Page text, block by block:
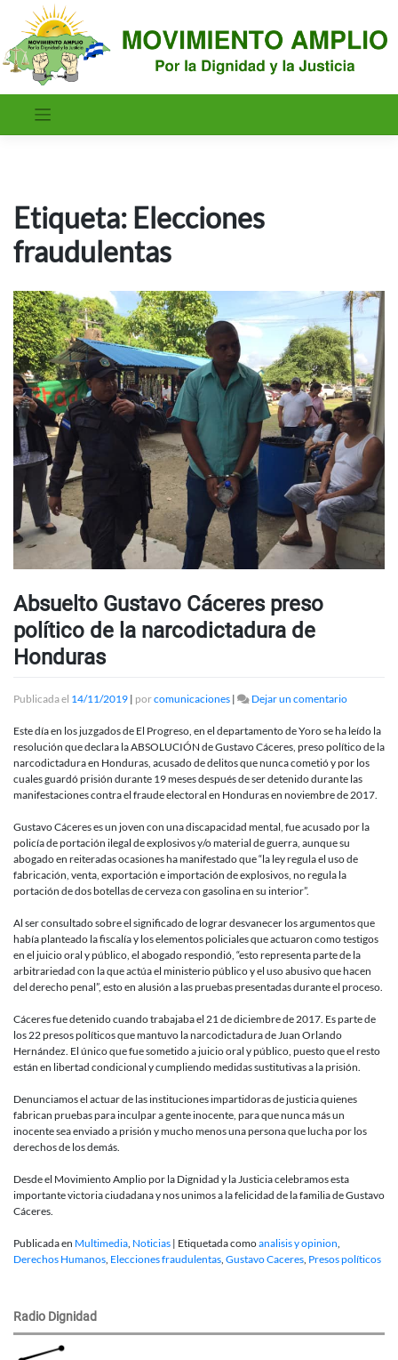
contenido
Etiqueta: Elecciones
fraudulentas
Absuelto Gustavo Cáceres preso
político de la narcodictadura de
Honduras
Publicada el 14/11/2019 | porcomunicaciones | Dejar un comentarioen
Gustavo
Cáceres
preso
político
de
de
Honduras
Este día en los juzgados de El Progreso, en el departamento de Yoro se ha leído la
resolución que declara la ABSOLUCIÓN de Gustavo Cáceres, preso político de la
narcodictadura en Honduras, acusado de delitos que nunca cometió y por los
cuales guardó prisión durante 19 meses después de ser detenido durante las
manifestaciones contra el fraude electoral en Honduras en noviembre de 2017.
Gustavo Cáceres es un joven con una discapacidad mental, fue acusado por la
policía de portación ilegal de explosivos y/o material de guerra, aunque su
abogado en reiteradas ocasiones ha manifestado que “la ley regula el uso de
fabricación, venta, exportación e importación de explosivos, no regula la
portación de dos botellas de cerveza con gasolina en su interior”.
Al ser consultado sobre el significado de lograr desvanecer los argumentos que
había planteado la fiscalía y los elementos policiales que actuaron como testigos
en el juicio oral y público, el abogado respondió, “esto representa parte de la
arbitrariedad con la que actúa el ministerio público y el uso abusivo que hacen
del derecho penal”, esto en alusión a las pruebas presentadas durante el proceso.
Cáceres fue detenido cuando trabajaba el 21 de diciembre de 2017. Es parte de
los 22 presos políticos que mantuvo la narcodictadura de Juan Orlando
Hernández. El único que fue sometido a juicio oral y público, puesto que el resto
están en libertad condicional y cumpliendo medidas sustitutivas a la prisión.
Denunciamos el actuar de las instituciones impartidoras de justicia quienes
fabrican pruebas para inculpar a gente inocente, para que nunca más un
inocente sea enviado a prisión y mucho menos una persona que lucha por los
derechos de los demás.
Desde el Movimiento Amplio por la Dignidad y la Justicia celebramos esta
importante victoria ciudadana y nos unimos a la felicidad de la familia de Gustavo
Cáceres.
Publicada en Multimedia, Noticias | Etiquetada comoanalisis y opinion,
Derechos Humanos, Elecciones fraudulentas, Gustavo Caceres, Presos políticos
Radio Dignidad